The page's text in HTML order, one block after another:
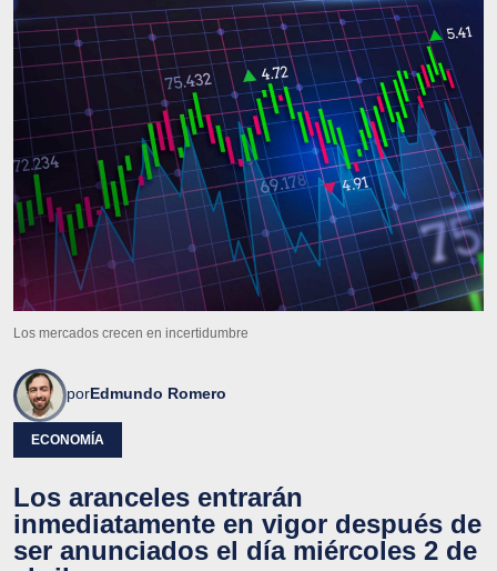
Los mercados crecen en incertidumbre
porEdmundo Romero
ECONOMÍA
Los aranceles entrarán
inmediatamente en vigor después de
ser anunciados el día miércoles 2 de